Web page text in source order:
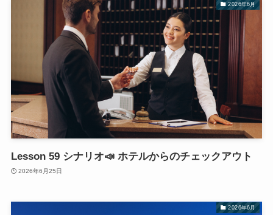
2026年6月
Lesson 59 シナリオ📣 ホテルからのチェックアウト
2026年6月25日
2026年6月